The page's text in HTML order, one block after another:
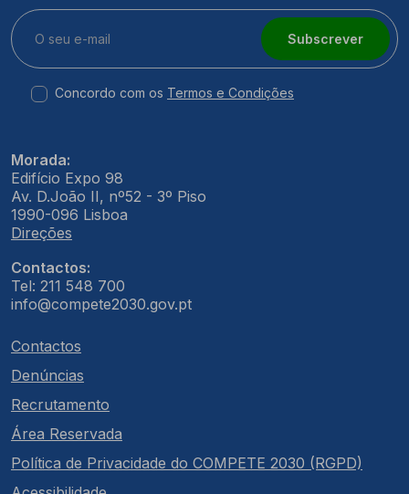
Subscrever
Concordo com os Termos e Condições
Morada:
Edifício Expo 98
Av. D.João II, nº52 - 3º Piso
1990-096 Lisboa
Direções
Contactos:
Tel: 211 548 700
info@compete2030.gov.pt
Contactos
Denúncias
Recrutamento
Área Reservada
Política de Privacidade do COMPETE 2030 (RGPD)